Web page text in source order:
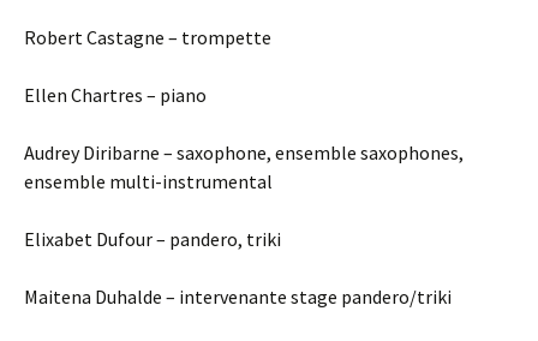
Robert Castagne – trompette
Ellen Chartres – piano
Audrey Diribarne – saxophone, ensemble saxophones,
ensemble multi-instrumental
Elixabet Dufour – pandero, triki
Maitena Duhalde – intervenante stage pandero/triki